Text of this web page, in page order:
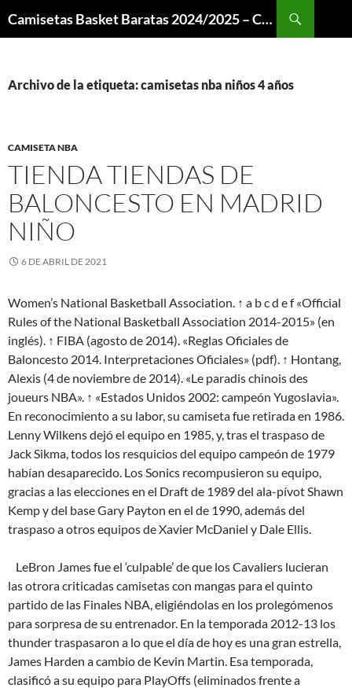
Camisetas Basket Baratas 2024/2025 – Camisetas NBA
Archivo de la etiqueta: camisetas nba niños 4 años
CAMISETA NBA
TIENDA TIENDAS DE
BALONCESTO EN MADRID
NIÑO
6 DE ABRIL DE 2021
Women’s National Basketball Association. ↑ a b c d e f «Official
Rules of the National Basketball Association 2014-2015» (en
inglés). ↑ FIBA (agosto de 2014). «Reglas Oficiales de
Baloncesto 2014. Interpretaciones Oficiales» (pdf). ↑ Hontang,
Alexis (4 de noviembre de 2014). «Le paradis chinois des
joueurs NBA». ↑ «Estados Unidos 2002: campeón Yugoslavia».
En reconocimiento a su labor, su camiseta fue retirada en 1986.
Lenny Wilkens dejó el equipo en 1985, y, tras el traspaso de
Jack Sikma, todos los resquicios del equipo campeón de 1979
habían desaparecido. Los Sonics recompusieron su equipo,
gracias a las elecciones en el Draft de 1989 del ala-pívot Shawn
Kemp y del base Gary Payton en el de 1990, además del
traspaso a otros equipos de Xavier McDaniel y Dale Ellis.
LeBron James fue el ‘culpable’ de que los Cavaliers lucieran
las otrora criticadas camisetas con mangas para el quinto
partido de las Finales NBA, eligiéndolas en los prolegómenos
para sorpresa de su entrenador. En la temporada 2012-13 los
thunder traspasaron a lo que el día de hoy es una gran estrella,
James Harden a cambio de Kevin Martin. Esa temporada,
clasificó a su equipo para PlayOffs (eliminados frente a